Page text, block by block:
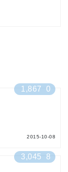
1,867
0
2015-10-08
3,045 8